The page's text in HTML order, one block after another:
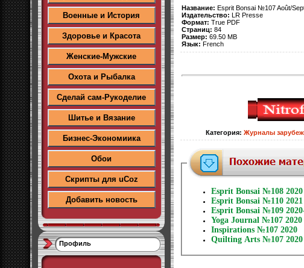
Военные и История
Здоровье и Красота
Женские-Мужские
Охота и Рыбалка
Сделай сам-Рукоделие
Шитье и Вязание
Бизнес-Экономиика
Обои
Скрипты для uCoz
Добавить новость
Профиль
Название: Esprit Bonsai №107 Août/
Издательство: LR Presse
Формат: True PDF
Страниц: 84
Размер: 69.50 MB
Язык: French
Категория: Журналы
Esprit Bonsai №108 2020
Esprit Bonsai №110 2021
Esprit Bonsai №109
Yoga Journal №107 2020
Inspirations №107 2020
Quilting Arts №107 2020